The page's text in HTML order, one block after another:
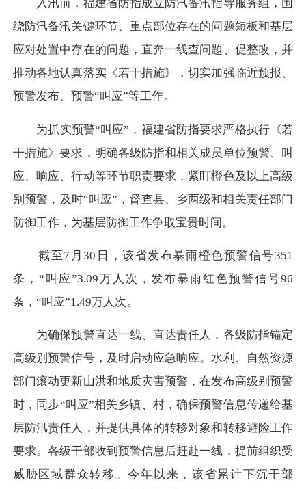
入汛前，福建省防指成立防汛备汛指导服务组，围
绕防汛备汛关键环节、重点部位存在的问题短板和基层
应对处置中存在的问题，直奔一线查问题、促整改，并
推动各地认真落实《若干措施》，切实加强临近预报、
预警发布、预警“叫应”等工作。
为抓实预警“叫应”，福建省防指要求严格执行《若
干措施》要求，明确各级防指和相关成员单位预警、叫
应、响应、行动等环节职责要求，紧盯橙色及以上高级
别预警，及时“叫应”，督查县、乡两级和相关责任部门
防御工作，为基层防御工作争取宝贵时间。
截至7月30日，该省发布暴雨橙色预警信号351
条，“叫应”3.09万人次，发布暴雨红色预警信号96
条，“叫应”1.49万人次。
为确保预警直达一线、直达责任人，各级防指锚定
高级别预警信号，及时启动应急响应。水利、自然资源
部门滚动更新山洪和地质灾害预警，在发布高级别预警
时，同步“叫应”相关乡镇、村，确保预警信息传递给基
层防汛责任人，并提供具体的转移对象和转移避险工作
要求。各级干部收到预警信息后赶赴一线，提前组织受
威胁区域群众转移。今年以来，该省累计下沉干部